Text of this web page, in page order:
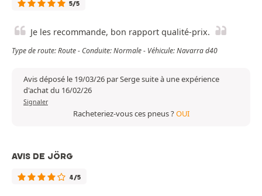
5/5
Je les recommande, bon rapport qualité-prix.
Type de route: Route - Conduite: Normale - Véhicule: Navarra d40
Avis déposé le 19/03/26 par Serge suite à une expérience
d'achat du 16/02/26
Signaler
Racheteriez-vous ces pneus ?OUI
AVIS DE JÖRG
4/5